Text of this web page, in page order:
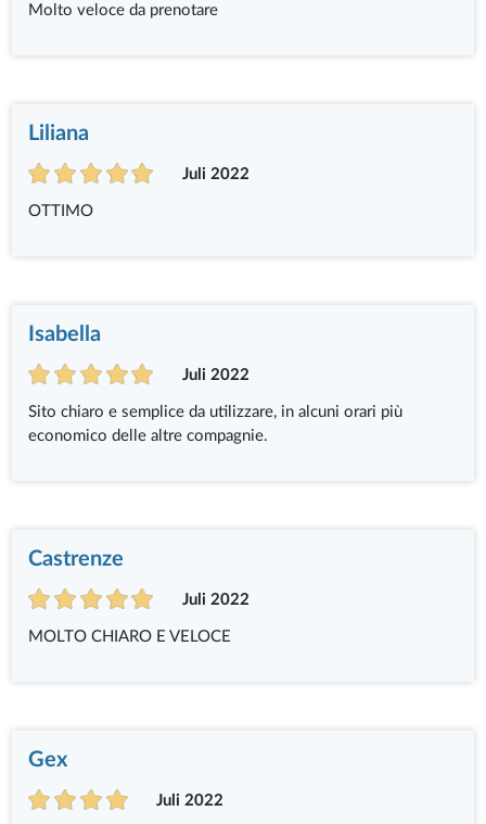
Molto veloce da prenotare
Liliana
Juli 2022
OTTIMO
Isabella
Juli 2022
Sito chiaro e semplice da utilizzare, in alcuni orari più
economico delle altre compagnie.
Castrenze
Juli 2022
MOLTO CHIARO E VELOCE
Gex
Juli 2022